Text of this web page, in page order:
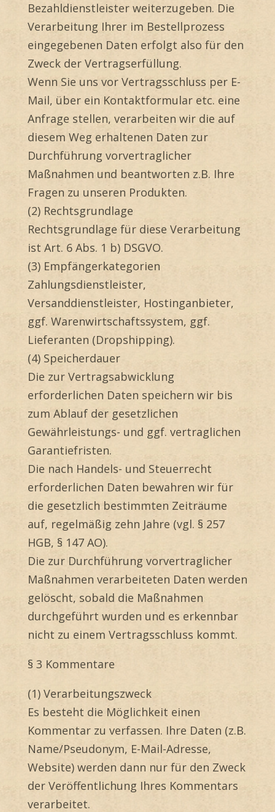
Bezahldienstleister weiterzugeben. Die
Verarbeitung Ihrer im Bestellprozess
eingegebenen Daten erfolgt also für den
Zweck der Vertragserfüllung.
Wenn Sie uns vor Vertragsschluss per E-
Mail, über ein Kontaktformular etc. eine
Anfrage stellen, verarbeiten wir die auf
diesem Weg erhaltenen Daten zur
Durchführung vorvertraglicher
Maßnahmen und beantworten z.B. Ihre
Fragen zu unseren Produkten.
(2) Rechtsgrundlage
Rechtsgrundlage für diese Verarbeitung
ist Art. 6 Abs. 1 b) DSGVO.
(3) Empfängerkategorien
Zahlungsdienstleister,
Versanddienstleister, Hostinganbieter,
ggf. Warenwirtschaftssystem, ggf.
Lieferanten (Dropshipping).
(4) Speicherdauer
Die zur Vertragsabwicklung
erforderlichen Daten speichern wir bis
zum Ablauf der gesetzlichen
Gewährleistungs- und ggf. vertraglichen
Garantiefristen.
Die nach Handels- und Steuerrecht
erforderlichen Daten bewahren wir für
die gesetzlich bestimmten Zeiträume
auf, regelmäßig zehn Jahre (vgl. § 257
HGB, § 147 AO).
Die zur Durchführung vorvertraglicher
Maßnahmen verarbeiteten Daten werden
gelöscht, sobald die Maßnahmen
durchgeführt wurden und es erkennbar
nicht zu einem Vertragsschluss kommt.
§ 3 Kommentare
(1) Verarbeitungszweck
Es besteht die Möglichkeit einen
Kommentar zu verfassen. Ihre Daten (z.B.
Name/Pseudonym, E-Mail-Adresse,
Website) werden dann nur für den Zweck
der Veröffentlichung Ihres Kommentars
verarbeitet.